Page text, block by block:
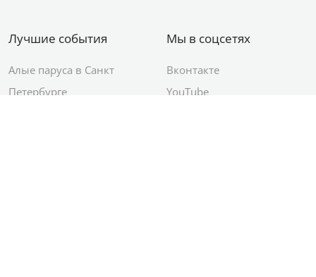
Лучшие события
Алые паруса в Санкт
Петербурге
Мы в соцсетях
Вконтакте
YouTube